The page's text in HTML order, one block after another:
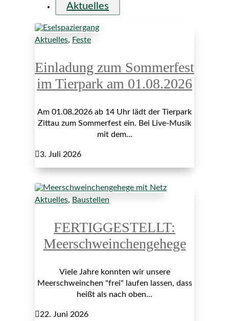
Aktuelles
Aktuelles, Feste
Einladung zum Sommerfest
im Tierpark am 01.08.2026
Am 01.08.2026 ab 14 Uhr lädt der Tierpark
Zittau zum Sommerfest ein. Bei Live-Musik
mit dem...
3. Juli 2026
Aktuelles, Baustellen
FERTIGGESTELLT:
Meerschweinchengehege
Viele Jahre konnten wir unsere
Meerschweinchen "frei" laufen lassen, dass
heißt als nach oben...
22. Juni 2026